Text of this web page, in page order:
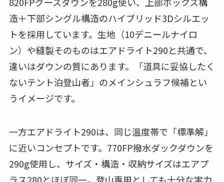
造＋下部シングル構造のハイブリッド3Dシルエッ
トを採用しています。生地（10デニールナイロ
ン）や縫製そのものはエアドライト290と共通で、
違いはダウンの質にあります。「道具に妥協したく
ないテント泊登山者」のメインシュラフ候補とい
うイメージです。
一方エアドライト290は、同じ温度帯で「標準解」
に近いコンセプトです。770FP撥水ダックダウンを
290g使用し、サイズ・構造・収納サイズはエアプ